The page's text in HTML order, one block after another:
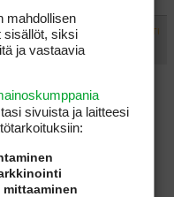
VASTAA ILMOITA ASIATON VIESTI
angle-attack/
loft angle and the
loft of 10.5 degrees
launch angle would be
mahdollisen
sisällöt, siksi
ja vastaavia
sivuista ja laitteesi